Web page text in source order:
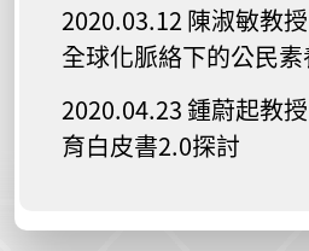
2020.03.12 陳淑敏教
全球化脈絡下的公民素
2020.04.23 鍾蔚起教
育白皮書2.0探討